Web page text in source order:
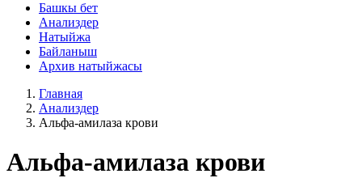
Башкы бет
Анализдер
Натыйжа
Байланыш
Архив натыйжасы
Главная
Анализдер
Альфа-амилаза крови
Альфа-амилаза крови